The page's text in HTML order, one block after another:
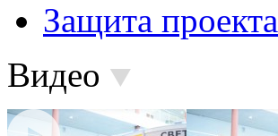
Защита проекта
Видео